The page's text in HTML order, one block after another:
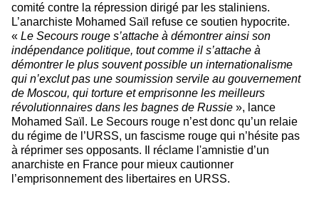
comité contre la répression dirigé par les staliniens.
L’anarchiste Mohamed Saïl refuse ce soutien hypocrite.
« Le Secours rouge s’attache à démontrer ainsi son
indépendance politique, tout comme il s’attache à
démontrer le plus souvent possible un internationalisme
qui n’exclut pas une soumission servile au gouvernement
de Moscou, qui torture et emprisonne les meilleurs
révolutionnaires dans les bagnes de Russie », lance
Mohamed Saïl. Le Secours rouge n’est donc qu’un relaie
du régime de l’URSS, un fascisme rouge qui n’hésite pas
à réprimer ses opposants. Il réclame l'amnistie d’un
anarchiste en France pour mieux cautionner
l’emprisonnement des libertaires en URSS.